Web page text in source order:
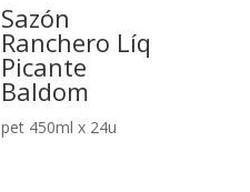
Sazón
Ranchero Líq
Picante
Baldom
pet 450ml x 24u